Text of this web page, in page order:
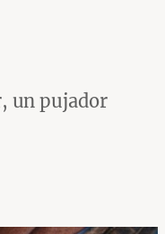
un pujador